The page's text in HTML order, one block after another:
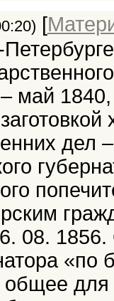
[
май
дел
08. 1856.
для